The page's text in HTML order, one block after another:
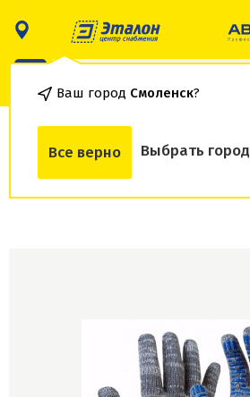
Ваш город Смоленск?
Все верно Выбрать город
О товаре Доставка и оплата